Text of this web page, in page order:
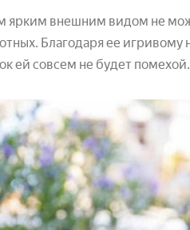
ярким внешним видом не
Благодаря ее игривому
ей совсем не будет помехой.